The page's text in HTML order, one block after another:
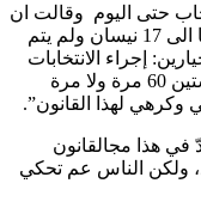
حتى اليوم وقالت ان
الرئيس بري عكس الواقع بقوله: “إذا وصلنا الى 17 نيسان ولم يتم
إجراء الانتخابات
بموجب قانون الستين الساري: “وأنا مع الستين 60 مرة ولا مرة
وكرهي لهذا القانون”.
هذا مجالقانون
ولكن الناس عم تحكي